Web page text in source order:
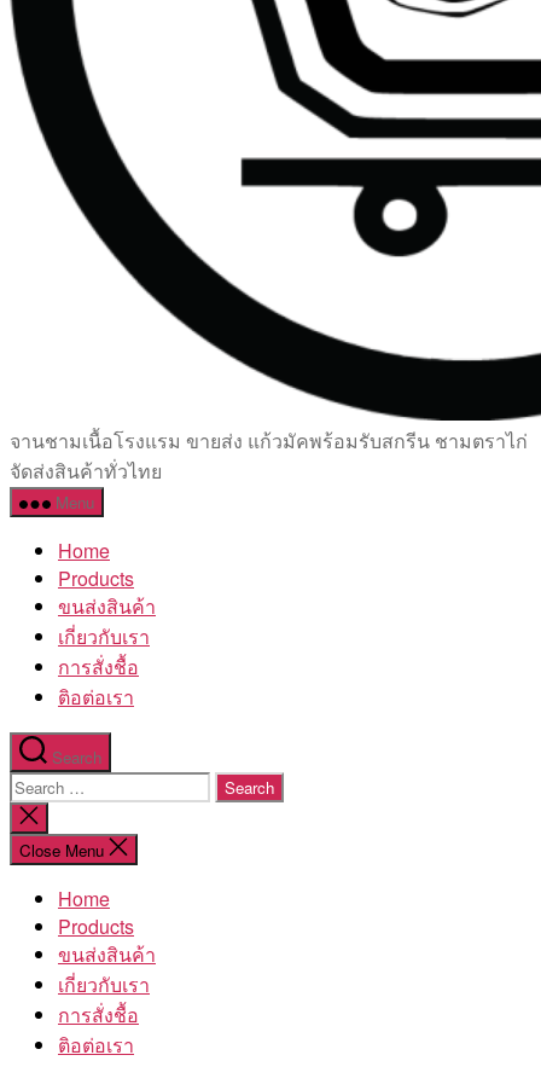
เซรามิค
ครบ
ครัน
โรงงาน
จานชามเนื้อโรงแรม ขายส่ง แก้วมัคพร้อมรับสกรีน ชามตราไก่
จัดส่งสินค้าทั่วไทย
Menu
Home
Products
ขนส่งสินค้า
เกี่ยวกับเรา
การสั่งชื้อ
ติอต่อเรา
Search
Search
for:
Close
search
Close Menu
Home
Products
ขนส่งสินค้า
เกี่ยวกับเรา
การสั่งชื้อ
ติอต่อเรา